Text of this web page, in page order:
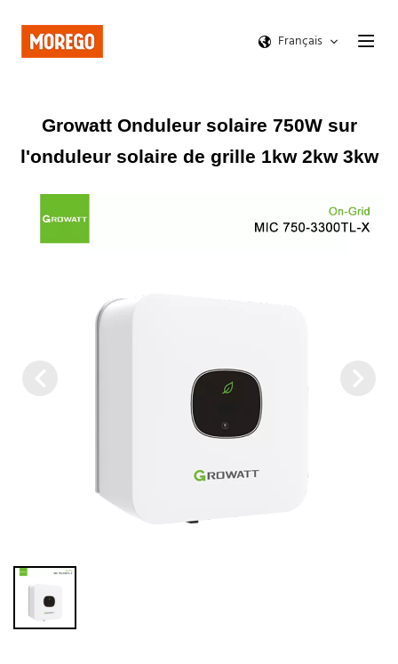
Français
Growatt Onduleur solaire 750W sur
l'onduleur solaire de grille 1kw 2kw 3kw